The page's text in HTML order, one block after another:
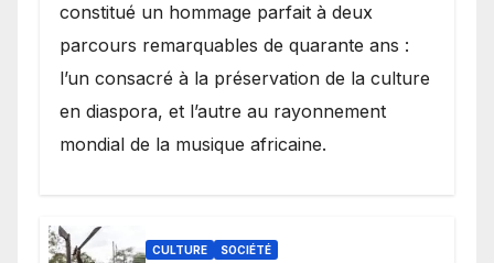
constitué un hommage parfait à deux
parcours remarquables de quarante ans :
l’un consacré à la préservation de la culture
en diaspora, et l’autre au rayonnement
mondial de la musique africaine.
CULTURE SOCIÉTÉ